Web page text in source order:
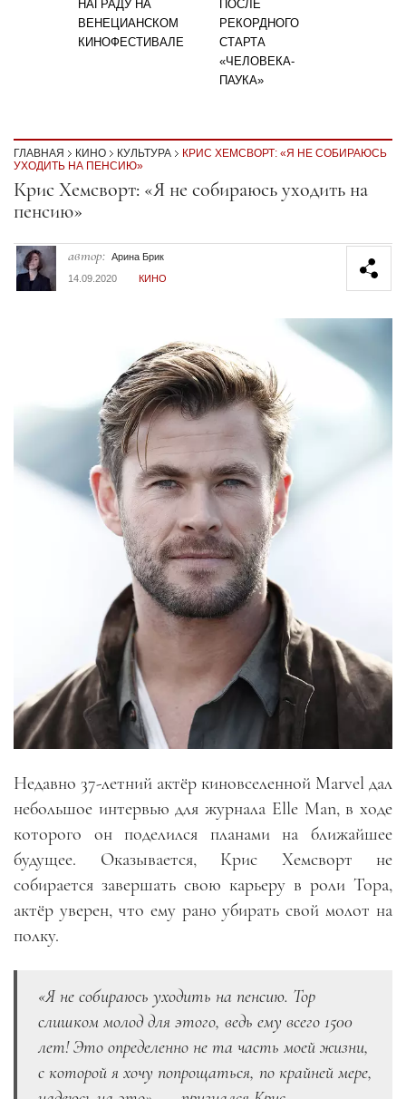
НАГРАДУ НА
ВЕНЕЦИАНСКОМ
КИНОФЕСТИВАЛЕ
ПОСЛЕ
РЕКОРДНОГО
СТАРТА
«ЧЕЛОВЕКА-
ПАУКА»
ГЛАВНАЯ КИНО КУЛЬТУРА
КРИС ХЕМСВОРТ: «Я НЕ СОБИРАЮСЬ
УХОДИТЬ НА ПЕНСИЮ»
Секция статей
Крис Хемсворт: «Я не собираюсь уходить на
пенсию»
автор: Арина Брик
14.09.2020
КИНО
Недавно 37-летний актёр киновселенной Marvel дал
небольшое интервью для журнала Elle Man, в ходе
которого он поделился планами на ближайшее
будущее. Оказывается, Крис Хемсворт не
собирается завершать свою карьеру в роли Тора,
актёр уверен, что ему рано убирать свой молот на
полку.
«Я не собираюсь уходить на пенсию. Тор
слишком молод для этого, ведь ему всего 1500
лет! Это определенно не та часть моей жизни,
с которой я хочу попрощаться, по крайней мере,